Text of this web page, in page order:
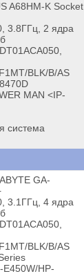
A68HM-K Socket
3.8ГГц, 2 ядра
BLK/B/AS
MAN <IP-
система
GA-
3.1ГГц, 4 ядра
BLK/B/AS
E450W/HP-